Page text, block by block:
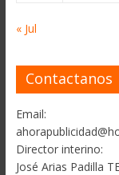
« Jul
Contactanos
Email:
Director interino:
José Arias Padilla